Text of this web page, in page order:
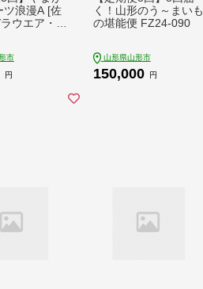
ツ浪漫A [佐
ウエア・白
市
円
く！山形のう～まいも
の堪能便 FZ24-090
山形県山形市
150,000 円